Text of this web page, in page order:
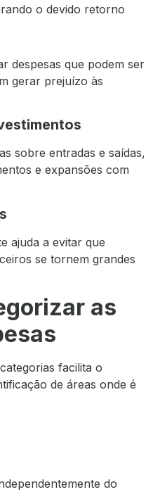
o devido retorno
despesas que podem ser
gerar prejuízo às
sobre entradas e saídas,
e expansões com
ajuda a evitar que
se tornem grandes
as
facilita o
de áreas onde é
do